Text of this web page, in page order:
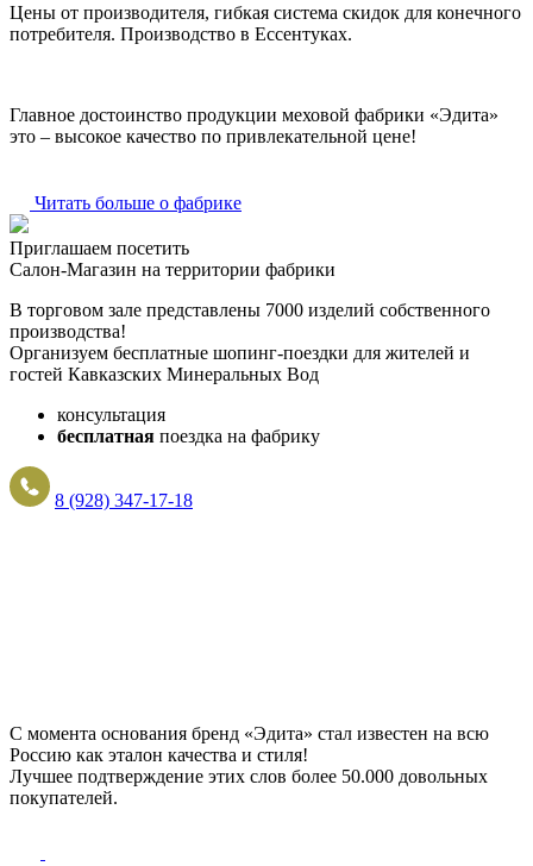
Цены от производителя, гибкая система скидок для конечного
потребителя. Производство в Ессентуках.
Главное достоинство продукции меховой фабрики «Эдита»
это – высокое качество по привлекательной цене!
Читать больше о фабрике
Приглашаем посетить
Салон-Магазин на территории фабрики
В торговом зале представлены 7000 изделий собственного
производства!
Организуем бесплатные шопинг-поездки для жителей и
гостей Кавказских Минеральных Вод
консультация
бесплатная поездка на фабрику
8 (928) 347-17-18
С момента основания бренд «Эдита» стал известен на всю
Россию как эталон качества и стиля!
Лучшее подтверждение этих слов более 50.000 довольных
покупателей.